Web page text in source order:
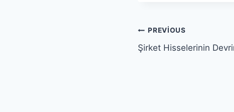
Yazı
gezinmesi
PREVIOUS
Şirket Hisselerinin